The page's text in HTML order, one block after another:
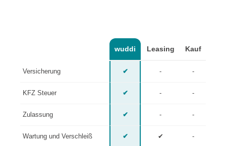
wuddi Leasing Kauf
Versicherung ✔ - -
KFZ Steuer ✔ - -
Zulassung ✔ - -
Wartung und Verschleiß ✔ ✔ -